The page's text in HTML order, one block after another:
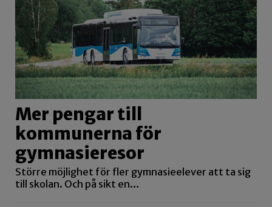
Mer pengar till
kommunerna för
gymnasieresor
Större möjlighet för fler gymnasieelever att ta sig
till skolan. Och på sikt en…